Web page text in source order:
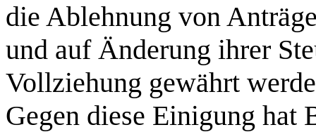
die Ablehnung von
und auf Änderung ihrer
Vollziehung gewährt
Gegen diese Einigung hat